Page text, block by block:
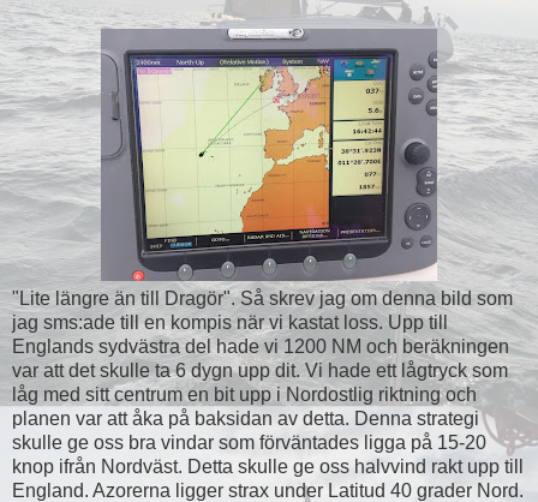
"Lite längre än till Dragör". Så skrev jag om denna bild som
jag sms:ade till en kompis när vi kastat loss. Upp till
Englands sydvästra del hade vi 1200 NM och beräkningen
var att det skulle ta 6 dygn upp dit. Vi hade ett lågtryck som
låg med sitt centrum en bit upp i Nordostlig riktning och
planen var att åka på baksidan av detta. Denna strategi
skulle ge oss bra vindar som förväntades ligga på 15-20
knop ifrån Nordväst. Detta skulle ge oss halvvind rakt upp till
England. Azorerna ligger strax under Latitud 40 grader Nord.